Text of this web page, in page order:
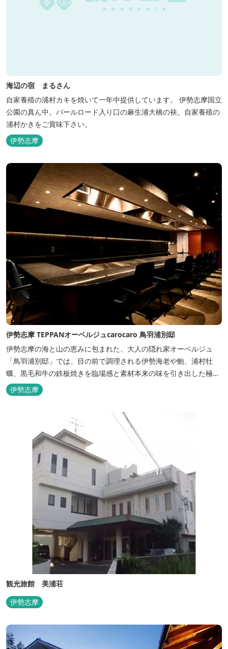
海辺の宿 まるさん
自家養殖の浦村カキを焼いて一年中提供しています。 伊勢志摩国立
公園の真ん中。パールロード入り口の麻生浦大橋の袂。自家養殖の
浦村かきをご賞味下さい。
伊勢志摩
伊勢志摩 TEPPANオーベルジュcarocaro 鳥羽浦別邸
伊勢志摩の海と山の恵みに包まれた、大人の隠れ家オーベルジュ
「鳥羽浦別邸」では、目の前で調理される伊勢海老や鮑、浦村牡
蠣、黒毛和牛の鉄板焼きを臨場感と素材本来の味を引き出した極上
のお料理でご堪能いただけます。露天風呂付きなど6タイプの個性
的な客室で、特別なひとときを大切な人と共にお過ごしくださいま
せ。美食と温泉、上質な空間で贅沢な体験をお届けいたします。
伊勢志摩
観光旅館 美浦荘
伊勢志摩